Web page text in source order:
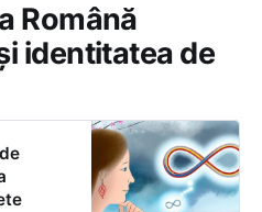
Română
identitatea de